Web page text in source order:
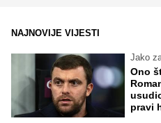
NAJNOVIJE VIJESTI
Jako
Ono
pravi